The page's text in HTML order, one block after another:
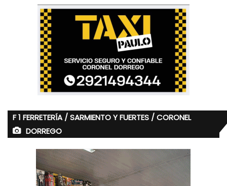
F 1 FERRETERÍA / SARMIENTO Y FUERTES / CORONEL
DORREGO